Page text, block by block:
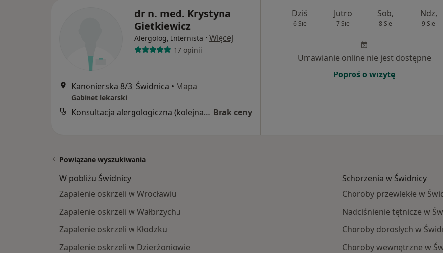
dr n. med. Krystyna
Gietkiewicz
Alergolog, Internista · Więcej
17 opinii
Kanonierska 8/3, Świdnica • Mapa
Gabinet lekarski
Konsultacja alergologiczna (kolejna wizyta) Brak ceny
Dziś
6 Sie
Jutro
7 Sie
Sob,
8 Sie
Ndz,
9 Sie
Umawianie online nie jest dostępne
Poproś o wizytę
Powiązane wyszukiwania
W pobliżu Świdnicy
Zapalenie oskrzeli w Wrocławiu
Zapalenie oskrzeli w Wałbrzychu
Zapalenie oskrzeli w Kłodzku
Zapalenie oskrzeli w Dzierżoniowie
Schorzenia w Świdnicy
Choroby przewlekłe w
Nadciśnienie tętnicze w
Choroby dorosłych w
Choroby wewnętrzne w